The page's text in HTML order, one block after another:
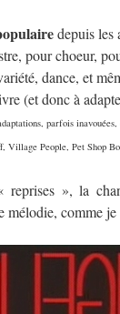
depuis les
pour choeur,
dance, et
(et donc à
parfois
Village People, Pet Shop
», la
mélodie, comme